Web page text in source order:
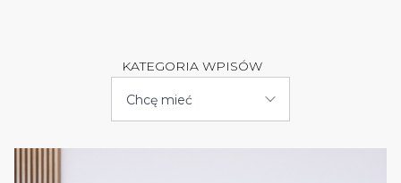
KATEGORIA WPISÓW
Chcę mieć